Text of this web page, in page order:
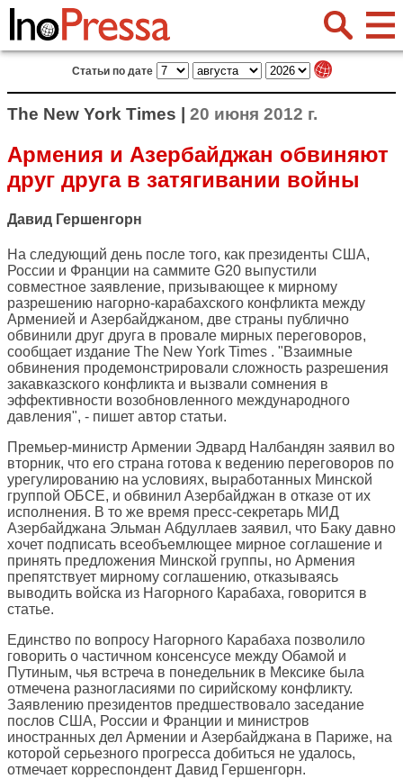
Статьи по дате
The New York Times | 20 июня 2012 г.
Армения и Азербайджан обвиняют
друг друга в затягивании войны
Давид Гершенгорн
На следующий день после того, как президенты США,
России и Франции на саммите G20 выпустили
совместное заявление, призывающее к мирному
разрешению нагорно-карабахского конфликта между
Арменией и Азербайджаном, две страны публично
обвинили друг друга в провале мирных переговоров,
сообщает издание The New York Times . "Взаимные
обвинения продемонстрировали сложность разрешения
закавказcкого конфликта и вызвали сомнения в
эффективности возобновленного международного
давления", - пишет автор статьи.
Премьер-министр Армении Эдвард Налбандян заявил во
вторник, что его страна готова к ведению переговоров по
урегулированию на условиях, выработанных Минской
группой ОБСЕ, и обвинил Азербайджан в отказе от их
исполнения. В то же время пресс-секретарь МИД
Азербайджана Эльман Абдуллаев заявил, что Баку давно
хочет подписать всеобъемлющее мирное соглашение и
принять предложения Минской группы, но Армения
препятствует мирному соглашению, отказываясь
выводить войска из Нагорного Карабаха, говорится в
статье.
Единство по вопросу Нагорного Карабаха позволило
говорить о частичном консенсусе между Обамой и
Путиным, чья встреча в понедельник в Мексике была
отмечена разногласиями по сирийскому конфликту.
Заявлению президентов предшествовало заседание
послов США, России и Франции и министров
иностранных дел Армении и Азербайджана в Париже, на
которой серьезного прогресса добиться не удалось,
отмечает корреспондент Давид Гершенгорн.